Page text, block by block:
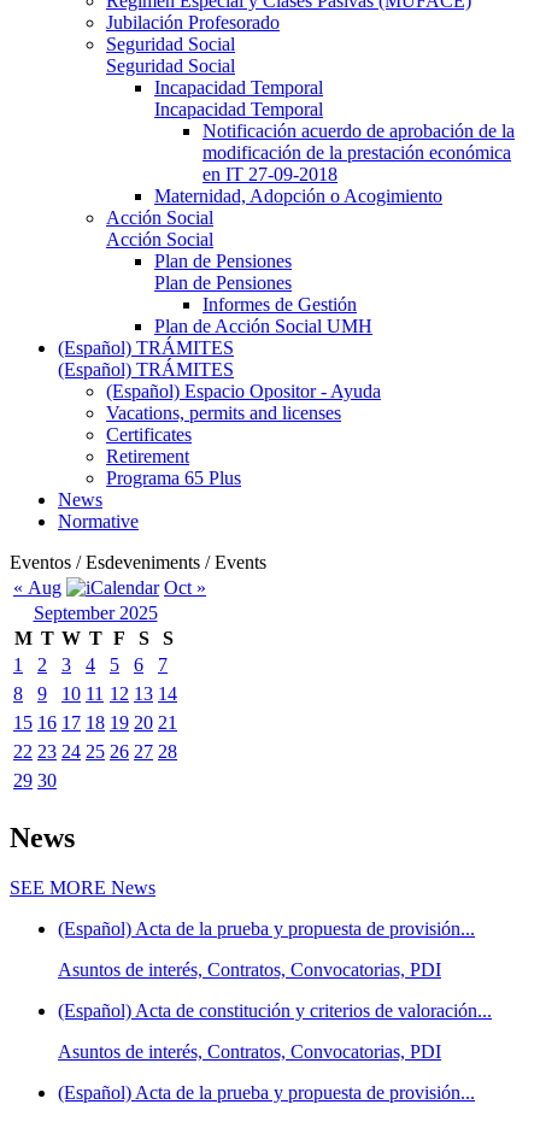
Jubilación Profesorado
Seguridad Social
Seguridad Social
Incapacidad Temporal
Incapacidad Temporal
Notificación acuerdo de aprobación de la
modificación de la prestación económica
en IT 27-09-2018
Maternidad, Adopción o Acogimiento
Acción Social
Acción Social
Plan de Pensiones
Plan de Pensiones
Informes de Gestión
Plan de Acción Social UMH
(Español) TRÁMITES
(Español) TRÁMITES
(Español) Espacio Opositor - Ayuda
Vacations, permits and licenses
Certificates
Retirement
Programa 65 Plus
News
Normative
Eventos / Esdeveniments / Events
« Aug
Oct »
September 2025
M T W T F S
S
1
2 3 4 5 6
7
8
9 10 11 12 13 14
15 16 17 18 19 20 21
22 23 24 25 26 27 28
29 30
News
SEE MORE News
(Español) Acta de la prueba y propuesta de provisión...
Asuntos de interés, Contratos, Convocatorias, PDI
(Español) Acta de constitución y criterios de valoración...
Asuntos de interés, Contratos, Convocatorias, PDI
(Español) Acta de la prueba y propuesta de provisión...